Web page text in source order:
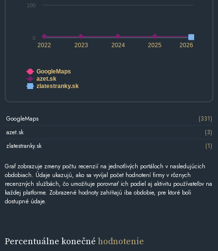
2022 2024 2026
2023 2025
0
100
GoogleMaps
azet.sk
zlatestranky.sk
GoogleMaps
(331)
azet.sk
(3)
zlatestranky.sk
(1)
Graf zobrazuje zmeny počtu recenzií na jednotlivých portáloch v nasledujúcich
obdobiach. Údaje ukazujú, ako sa vyvíjal počet hodnotení firmy v rôznych
recenzných službách, čo umožňuje porovnať ich podiel aj aktivitu používateľov na
každej platforme. Zobrazené hodnoty zahŕňajú iba obdobie, pre ktoré boli
dostupné údaje.
Percentuálne konečné hodnotenie